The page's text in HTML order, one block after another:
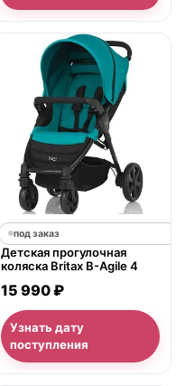
под заказ
Детская прогулочная
коляска Britax B-Agile 4
15 990 ₽
Узнать дату
поступления